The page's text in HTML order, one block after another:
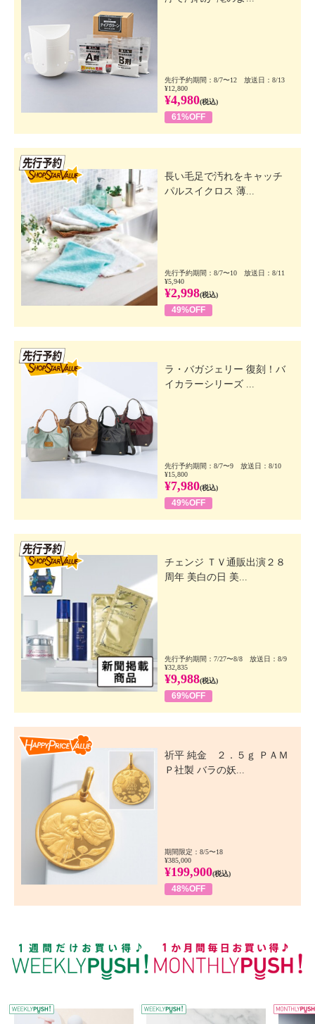
先行予約期間：8/7〜12 放送日：8/13
¥12,800
¥4,980(税込)
61%OFF
長い毛足で汚れをキャッチ
パルスイクロス 薄...
先行予約期間：8/7〜10 放送日：8/11
¥5,940
¥2,998(税込)
49%OFF
ラ・バガジェリー 復刻！バ
イカラーシリーズ ...
先行予約期間：8/7〜9 放送日：8/10
¥15,800
¥7,980(税込)
49%OFF
チェンジ ＴＶ通販出演２８
周年 美白の日 美...
先行予約期間：7/27〜8/8 放送日：8/9
¥32,835
¥9,988(税込)
69%OFF
祈平 純金 ２．５ｇ ＰＡＭ
Ｐ社製 バラの妖...
期間限定：8/5〜18
¥385,000
¥199,900(税込)
48%OFF
WEEKLY PUSH